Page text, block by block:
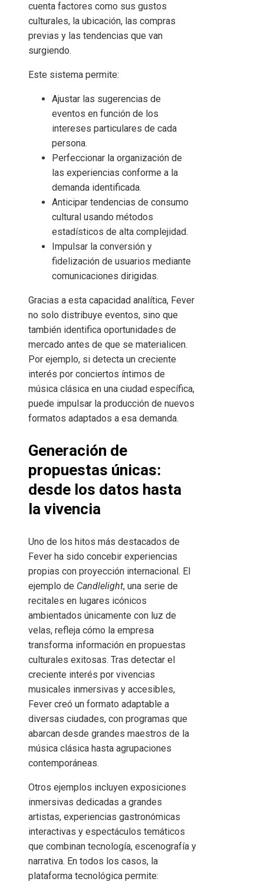
cuenta factores como sus gustos
culturales, la ubicación, las compras
previas y las tendencias que van
surgiendo.
Este sistema permite:
Ajustar las sugerencias de
eventos en función de los
intereses particulares de cada
persona.
Perfeccionar la organización de
las experiencias conforme a la
demanda identificada.
Anticipar tendencias de consumo
cultural usando métodos
estadísticos de alta complejidad.
Impulsar la conversión y
fidelización de usuarios mediante
comunicaciones dirigidas.
Gracias a esta capacidad analítica, Fever
no solo distribuye eventos, sino que
también identifica oportunidades de
mercado antes de que se materialicen.
Por ejemplo, si detecta un creciente
interés por conciertos íntimos de
música clásica en una ciudad específica,
puede impulsar la producción de nuevos
formatos adaptados a esa demanda.
Generación de
propuestas únicas:
desde los datos hasta
la vivencia
Uno de los hitos más destacados de
Fever ha sido concebir experiencias
propias con proyección internacional. El
ejemplo de Candlelight, una serie de
recitales en lugares icónicos
ambientados únicamente con luz de
velas, refleja cómo la empresa
transforma información en propuestas
culturales exitosas. Tras detectar el
creciente interés por vivencias
musicales inmersivas y accesibles,
Fever creó un formato adaptable a
diversas ciudades, con programas que
abarcan desde grandes maestros de la
música clásica hasta agrupaciones
contemporáneas.
Otros ejemplos incluyen exposiciones
inmersivas dedicadas a grandes
artistas, experiencias gastronómicas
interactivas y espectáculos temáticos
que combinan tecnología, escenografía y
narrativa. En todos los casos, la
plataforma tecnológica permite: